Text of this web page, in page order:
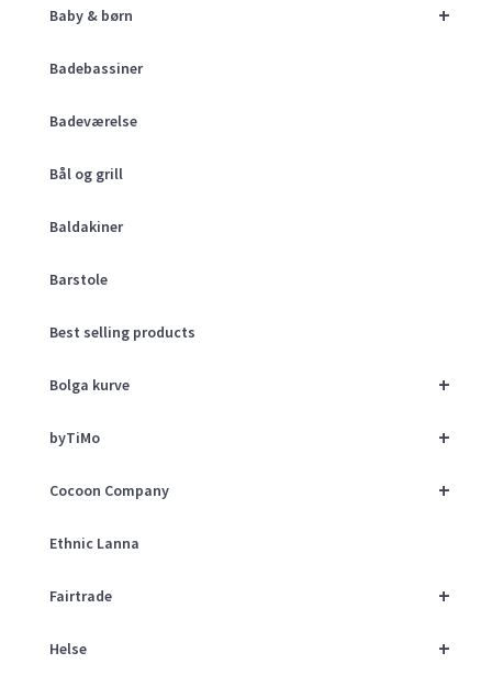
+
Baby & børn
Badebassiner
Badeværelse
Bål og grill
Baldakiner
Barstole
Best selling products
+
Bolga kurve
+
byTiMo
+
Cocoon Company
Ethnic Lanna
+
Fairtrade
+
Helse